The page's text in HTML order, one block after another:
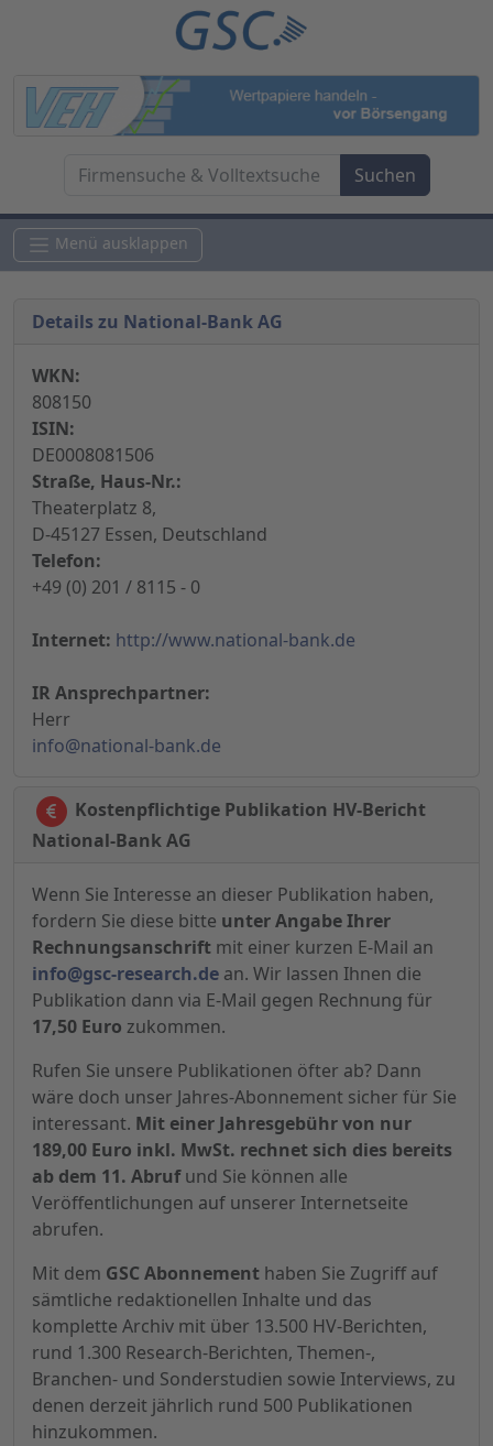
Menü ausklappen
Details zu National-Bank AG
WKN:
808150
ISIN:
DE0008081506
Straße, Haus-Nr.:
Theaterplatz 8,
D-45127 Essen, Deutschland
Telefon:
+49 (0) 201 / 8115 - 0
Internet: http://www.national-bank.de
IR Ansprechpartner:
Herr
info@national-bank.de
Kostenpflichtige Publikation HV-Bericht
National-Bank AG
Wenn Sie Interesse an dieser Publikation haben,
fordern Sie diese bitte unter Angabe Ihrer
Rechnungsanschrift mit einer kurzen E-Mail an
info@gsc-research.de an. Wir lassen Ihnen die
Publikation dann via E-Mail gegen Rechnung für
17,50 Euro zukommen.
Rufen Sie unsere Publikationen öfter ab? Dann
wäre doch unser Jahres-Abonnement sicher für Sie
interessant. Mit einer Jahresgebühr von nur
189,00 Euro inkl. MwSt. rechnet sich dies bereits
ab dem 11. Abrufund Sie können alle
Veröffentlichungen auf unserer Internetseite
abrufen.
Mit dem GSC Abonnement haben Sie Zugriff auf
sämtliche redaktionellen Inhalte und das
komplette Archiv mit über 13.500 HV-Berichten,
rund 1.300 Research-Berichten, Themen-,
Branchen- und Sonderstudien sowie Interviews, zu
denen derzeit jährlich rund 500 Publikationen
hinzukommen.